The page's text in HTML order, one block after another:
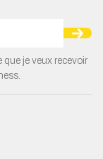
je veux recevoir